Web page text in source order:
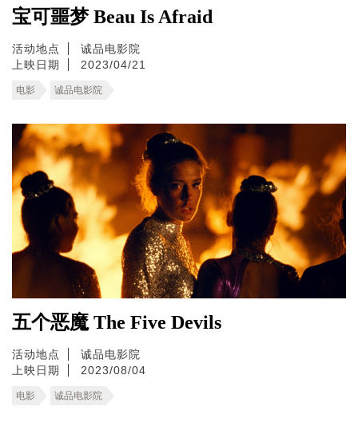
宝可噩梦 Beau Is Afraid
活动地点
诚品电影院
上映日期
2023/04/21
电影 诚品电影院
五个恶魔 The Five Devils
活动地点
诚品电影院
上映日期
2023/08/04
电影 诚品电影院